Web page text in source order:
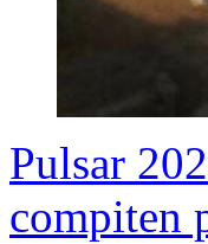
Pulsar
compiten